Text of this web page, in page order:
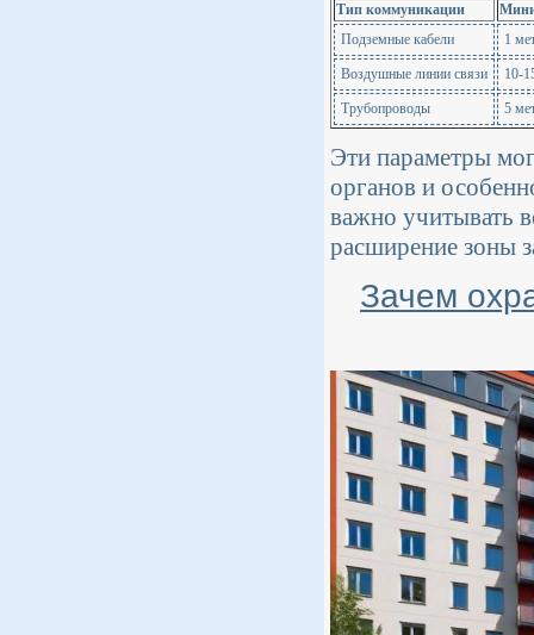
Тип коммуникации
Подземные кабели
1
Воздушные линии связи 10-
Трубопроводы 5
Эти параметры
органов и
важно учитывать
расширение зоны
Зачем